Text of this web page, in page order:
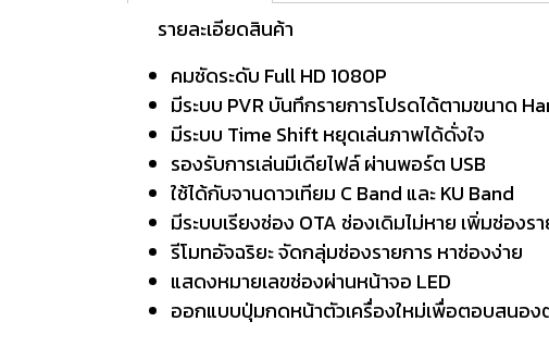
รายละเอียดสินค้า
คมชัดระดับ Full HD 1080P
มีระบบ PVR บันทึกรายการโปรดได้ตามขนาด
มีระบบ Time Shift หยุดเล่นภาพได้ดั่งใจ
รองรับการเล่นมีเดียไฟล์ ผ่านพอร์ต USB
ใช้ได้กับจานดาวเทียม C Band และ KU Band
มีระบบเรียงช่อง OTA ช่องเดิมไม่หาย เพิ่มช่องร
รีโมทอัจฉริยะ จัดกลุ่มช่องรายการ หาช่องง่าย
แสดงหมายเลขช่องผ่านหน้าจอ LED
ออกแบบปุ่มกดหน้าตัวเครื่องใหม่เพื่อตอบสนอง